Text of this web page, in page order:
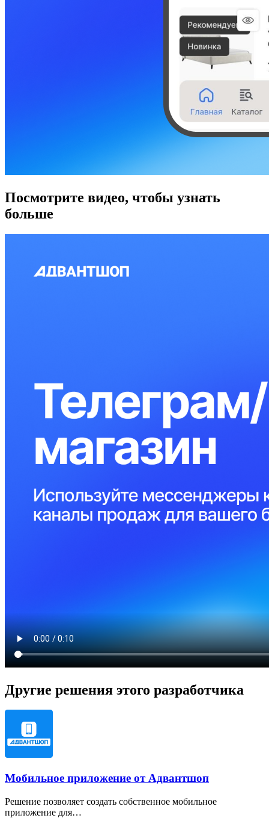
Посмотрите видео, чтобы узнать
больше
Другие решения этого разработчика
Мобильное приложение от Адвантшоп
Решение позволяет создать собственное мобильное
приложение для…